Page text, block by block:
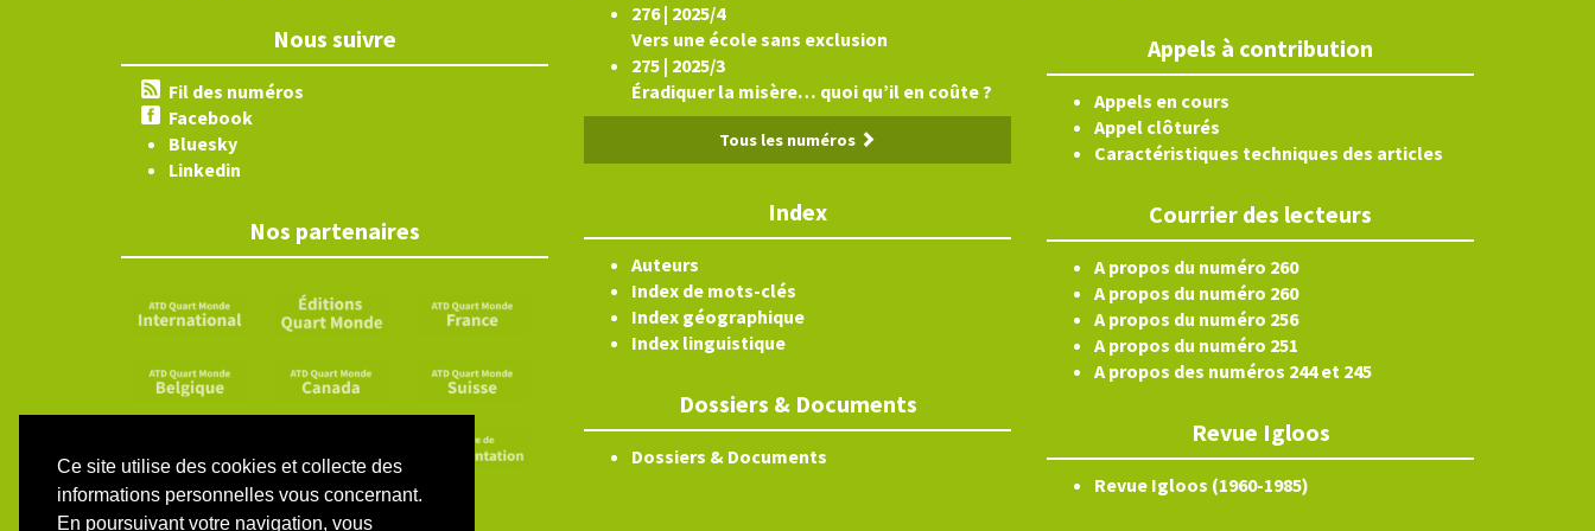
Ce site utilise des cookies et collecte des
informations personnelles vous concernant.
En poursuivant votre navigation, vous
Nous suivre
Fil des numéros
Facebook
Bluesky
Linkedin
Nos partenaires
276 | 2025/4
Vers une école sans exclusion
275 | 2025/3
Éradiquer la misère… quoi qu’il en coûte ?
Tous les numéros
Index
Auteurs
Index de mots-clés
Index géographique
Index linguistique
Dossiers & Documents
Dossiers & Documents
Appels à contribution
Appels en cours
Appel clôturés
Caractéristiques techniques des articles
Courrier des lecteurs
A propos du numéro 260
A propos du numéro 260
A propos du numéro 256
A propos du numéro 251
A propos des numéros 244 et 245
Revue Igloos
Revue Igloos (1960-1985)